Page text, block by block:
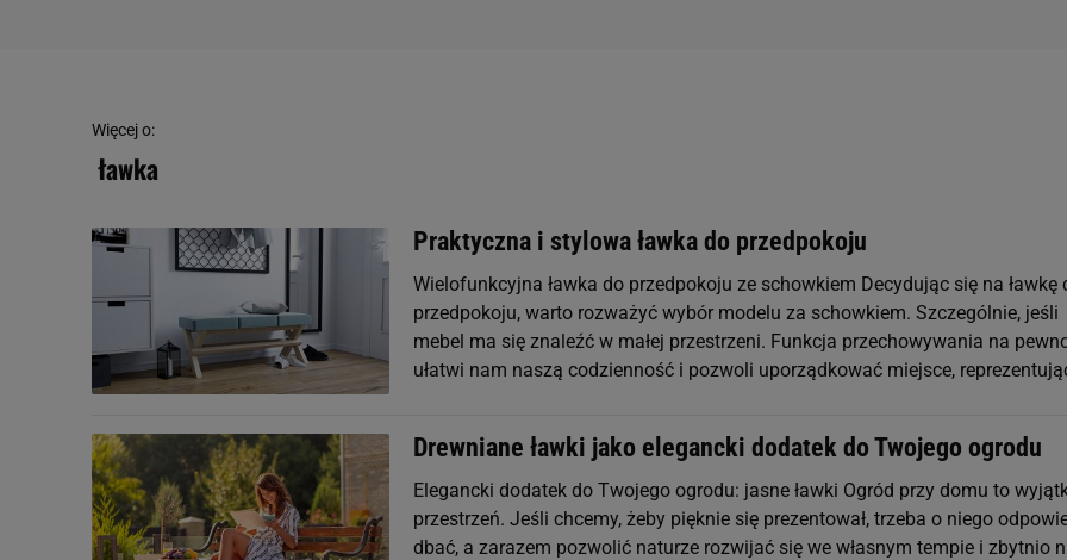
Więcej o:
ławka
Praktyczna i stylowa ławka do przedpokoju
Wielofunkcyjna ławka do przedpokoju ze schowkiem Decydując się na ławkę
przedpokoju, warto rozważyć wybór modelu za schowkiem. Szczególnie, jeśli
mebel ma się znaleźć w małej przestrzeni. Funkcja przechowywania na
ułatwi nam naszą codzienność i pozwoli uporządkować miejsce,
Drewniane ławki jako elegancki dodatek do Twojego ogrodu
Elegancki dodatek do Twojego ogrodu: jasne ławki Ogród przy domu to
przestrzeń. Jeśli chcemy, żeby pięknie się prezentował, trzeba o niego
dbać, a zarazem pozwolić naturze rozwijać się we własnym tempie i zbytnio